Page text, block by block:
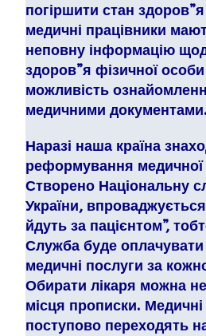
погіршити стан
медичні працівники
неповну інформацію
здоров”я фізичної
можливість
медичними документами.
Наразі наша країна
реформування медичної
Створено Національну
України,
йдуть за пацієнтом”,
Служба буде оплачувати
медичні послуги за
Обирати лікаря можна
місця прописки. Медичні
поступово переходять